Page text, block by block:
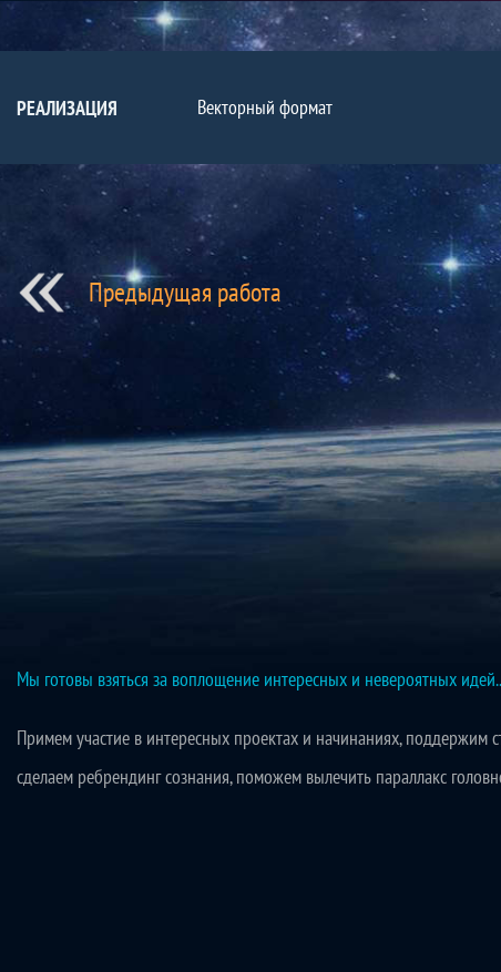
РЕАЛИЗАЦИЯ Векторный формат
Предыдущая работа
Мы готовы взяться за воплощение интересных и невероятных
Примем участие в интересных проектах и начинаниях,
сделаем ребрендинг сознания, поможем вылечить параллакс